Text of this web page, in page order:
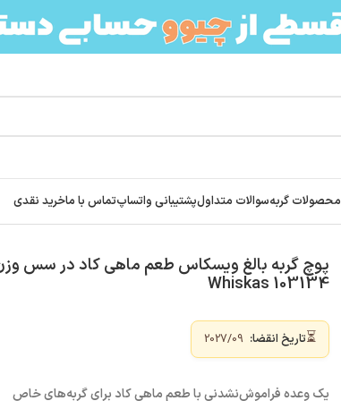
محصولات گربهسوالات متداولپشتیبانی واتساپتماس با ماخرید نقدی
103134 Whiskas
⏳تاریخ انقضا:
یک وعده فراموش‌نشدنی با طعم ماهی کاد برای گربه‌های خاص